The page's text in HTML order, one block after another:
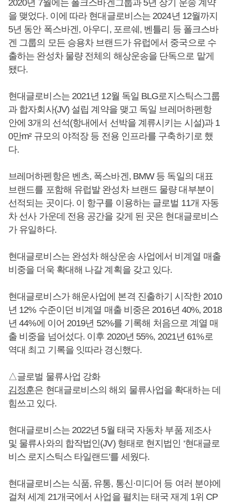
2020년 7월에는 폴크스바겐그룹과 5년 장기 운송 계약
을 맺었다. 이에 따라 현대글로비스는 2024년 12월까지
5년 동안 폭스바겐, 아우디, 포르쉐, 벤틀리 등 폴크스바
겐 그룹의 모든 승용차 브랜드가 유럽에서 중국으로 수
출하는 완성차 물량 전체의 해상운송을 단독으로 맡게
됐다.
현대글로비스는 2021년 12월 독일 BLG로지스틱스그룹
과 합자회사(JV) 설립 계약을 맺고 독일 브레머하펜항
안에 3개의 선석(항내에서 선박을 계류시키는 시설)과 1
0만m² 규모의 야적장 등 전용 인프라를 구축하기로 했
다.
브레머하펜항은 벤츠, 폭스바겐, BMW 등 독일의 대표
브랜드를 포함해 유럽발 완성차 브랜드 물량 대부분이
선적되는 곳이다. 이 항구를 이용하는 글로벌 11개 자동
차 선사 가운데 전용 공간을 갖게 된 곳은 현대글로비스
가 유일하다.
현대글로비스는 완성차 해상운송 사업에서 비계열 매출
비중을 더욱 확대해 나갈 계획을 갖고 있다.
현대글로비스가 해운사업에 본격 진출하기 시작한 2010
년 12% 수준이던 비계열 매출 비중은 2016년 40%, 2018
년 44%에 이어 2019년 52%를 기록해 처음으로 계열 매
출 비중을 넘어섰다. 이후 2020년 55%, 2021년 61%로
역대 최고 기록을 잇따라 경신했다.
△글로벌 물류사업 강화
김정훈은 현대글로비스의 해외 물류사업을 확대하는 데
힘쓰고 있다.
현대글로비스는 2022년 5월 태국 자동차 부품 제조사
및 물류사와의 합작법인(JV) 형태로 현지법인 ‘현대글로
비스 로지스틱스 타일랜드'를 세웠다.
현대글로비스는 식품, 유통, 통신·미디어 등 여러 분야에
걸쳐 세계 21개국에서 사업을 펼치는 태국 재계 1위 CP